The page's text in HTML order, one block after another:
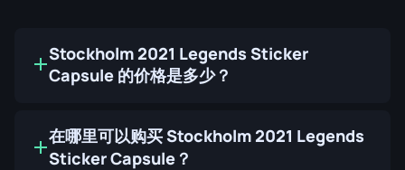
Stockholm 2021 Legends Sticker
Capsule 的价格是多少？
在哪里可以购买 Stockholm 2021 Legends
Sticker Capsule？